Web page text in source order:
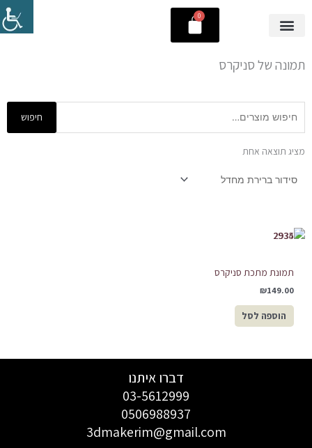
לתוכן
0
עגלת
קניות
תמונה של סניקרס
עבור:
חיפוש
מציג תוצאה אחת
תמונת מתכת סניקרס
₪149.00
הוספה לסל
דברו איתנו
03-5612999
0506988937
3dmakerim@gmail.com